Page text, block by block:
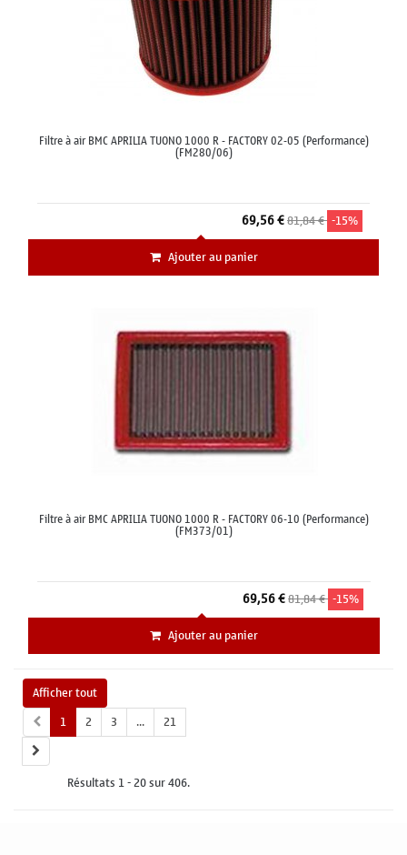
Filtre à air BMC APRILIA TUONO 1000 R - FACTORY 02-05 (Performance)
(FM280/06)
69,56 €81,84 € -15%
Ajouter au panier
Filtre à air BMC APRILIA TUONO 1000 R - FACTORY 06-10 (Performance)
(FM373/01)
69,56 €81,84 € -15%
Ajouter au panier
Afficher tout
1
2 3 ... 21
Résultats 1 - 20 sur 406.